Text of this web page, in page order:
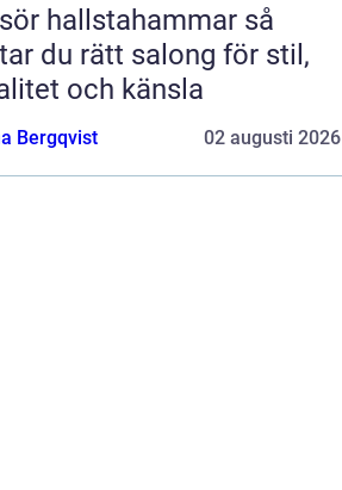
hallstahammar så
du rätt salong för stil,
och känsla
Bergqvist 02 augusti 2026